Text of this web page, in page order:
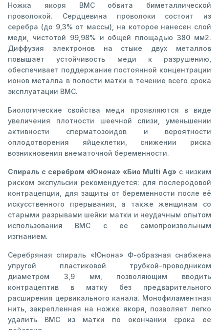
Ножка якоря ВМС обвита биметаллической
проволокой. Сердцевина проволоки состоит из
серебра (до 9,3% от массы), на которое нанесен слой
меди, чистотой 99,98% и общей площадью 380 мм2.
Диффузия электронов на стыке двух металлов
повышает устойчивость меди к разрушению,
обеспечивает поддержание постоянной концентрации
ионов металла в полости матки в течение всего срока
эксплуатации ВМС.
Биологические свойства меди проявляются в виде
увеличения плотности шеечной слизи, уменьшении
активности сперматозоидов и вероятности
оплодотворения яйцеклетки, снижении риска
возникновения внематочной беременности.
Спираль с серебром «Юнона» «Био Multi Ag»с низким
риском экспульсии рекомендуется: для послеродовой
контрацепции, для защиты от беременности после её
искусственного прерывания, а также женщинам со
старыми разрывами шейки матки и неудачным опытом
использования ВМС с ее самопроизвольным
изгнанием.
Серебряная спираль «Юнона» Ф-образная снабжена
упругой пластиковой трубкой-проводником
диаметром 3,9 мм, позволяющим вводить
контрацептив в матку без предварительного
расширения цервикального канала. Монофиламентная
нить, закрепленная на ножке якоря, позволяет легко
удалить ВМС из матки по окончании срока ее